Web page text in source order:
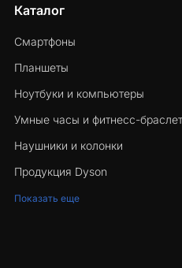
Каталог
Смартфоны
Планшеты
Ноутбуки и компьютеры
Умные часы и фитнесс-
Наушники и колонки
Продукция Dyson
Показать еще